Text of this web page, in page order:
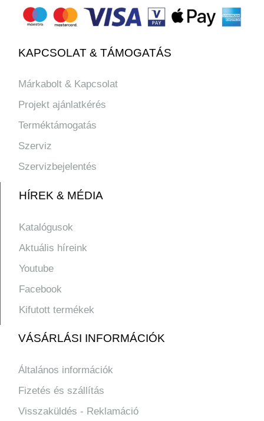
KAPCSOLAT & TÁMOGATÁS
Márkabolt & Kapcsolat
Projekt ajánlatkérés
Terméktámogatás
Szerviz
Szervizbejelentés
HÍREK & MÉDIA
Katalógusok
Aktuális híreink
Youtube
Facebook
Kifutott termékek
VÁSÁRLÁSI INFORMÁCIÓK
Általános információk
Fizetés és szállítás
Visszaküldés - Reklamáció